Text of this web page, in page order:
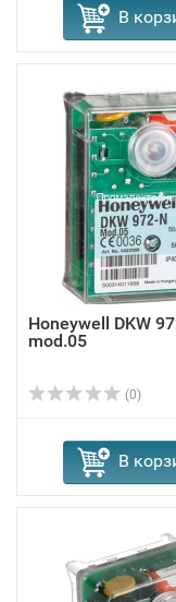
В
Honeywell DKW
mod.05
(0)
В